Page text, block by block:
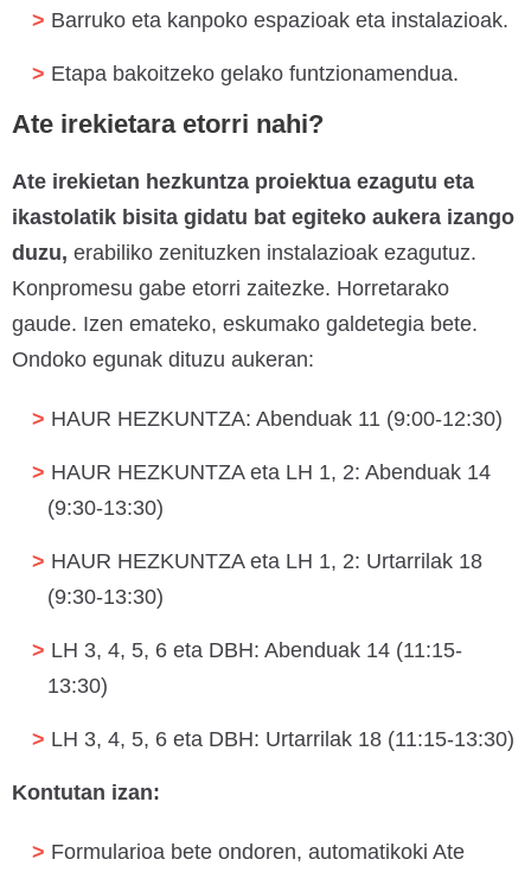
Barruko eta kanpoko espazioak eta instalazioak.
Etapa bakoitzeko gelako funtzionamendua.
Ate irekietara etorri nahi?
Ate irekietan hezkuntza proiektua ezagutu eta
ikastolatik bisita gidatu bat egiteko aukera izango
duzu, erabiliko zenituzken instalazioak ezagutuz.
Konpromesu gabe etorri zaitezke. Horretarako
gaude. Izen emateko, eskumako galdetegia bete.
Ondoko egunak dituzu aukeran:
HAUR HEZKUNTZA: Abenduak 11 (9:00-12:30)
HAUR HEZKUNTZA eta LH 1, 2: Abenduak 14
(9:30-13:30)
HAUR HEZKUNTZA eta LH 1, 2: Urtarrilak 18
(9:30-13:30)
LH 3, 4, 5, 6 eta DBH: Abenduak 14 (11:15-
13:30)
LH 3, 4, 5, 6 eta DBH: Urtarrilak 18 (11:15-13:30)
Kontutan izan:
Formularioa bete ondoren, automatikoki Ate